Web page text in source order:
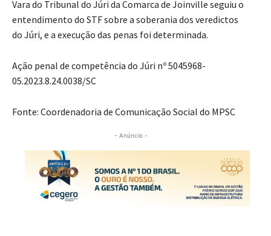
Vara do Tribunal do Júri da Comarca de Joinville seguiu o
entendimento do STF sobre a soberania dos veredictos
do Júri, e a execução das penas foi determinada.
Ação penal de competência do Júri nº 5045968-
05.2023.8.24.0038/SC
Fonte: Coordenadoria de Comunicação Social do MPSC
- Anúncio -